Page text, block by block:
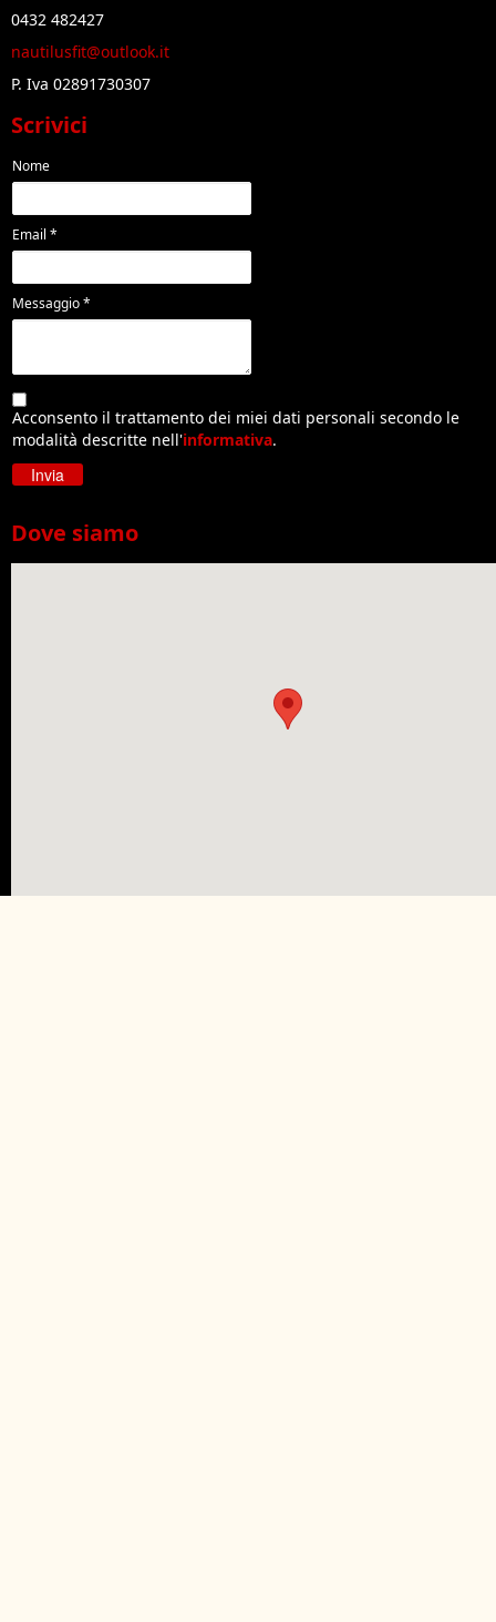
0432 482427
nautilusfit@outlook.it
P. Iva 02891730307
Scrivici
Nome
Email *
Messaggio *
Acconsento il trattamento dei miei dati personali secondo le
modalità descritte nell'informativa.
Dove siamo